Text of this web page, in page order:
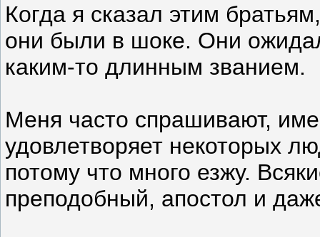
Когда я сказал этим
они были в шоке. Они
каким-то длинным званием.
Меня часто спрашивают,
удовлетворяет некоторых
потому что много езжу.
преподобный, апостол и